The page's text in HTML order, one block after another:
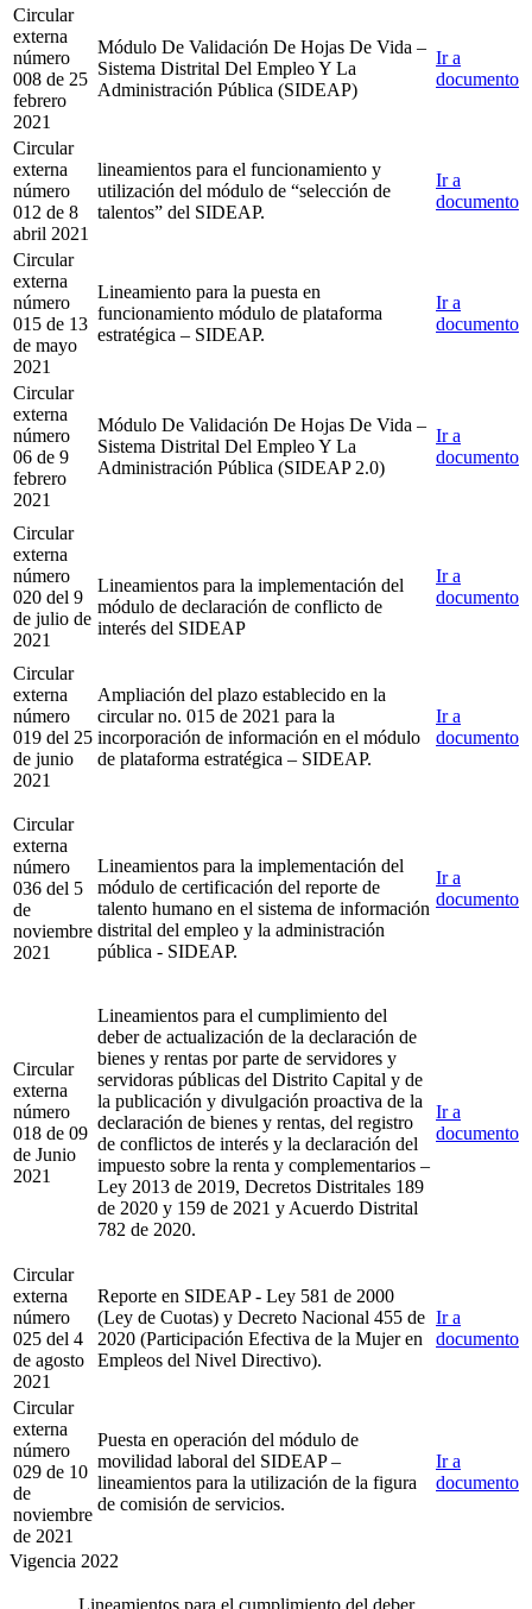
Circular
externa
número
008 de 25
febrero
2021
Módulo De Validación De Hojas De Vida –
Sistema Distrital Del Empleo Y La
Administración Pública (SIDEAP)
Ir a
documento
Circular
externa
número
012 de 8
abril 2021
lineamientos para el funcionamiento y
utilización del módulo de “selección de
talentos” del SIDEAP.
Ir a
documento
Circular
externa
número
015 de 13
de mayo
2021
Lineamiento para la puesta en
funcionamiento módulo de plataforma
estratégica – SIDEAP.
Ir a
documento
Circular
externa
número
06 de 9
febrero
2021
Módulo De Validación De Hojas De Vida –
Sistema Distrital Del Empleo Y La
Administración Pública (SIDEAP 2.0)
Ir a
documento
Circular
externa
número
020 del 9
de julio de
2021
Lineamientos para la implementación del
módulo de declaración de conflicto de
interés del SIDEAP
Ir a
documento
Circular
externa
número
019 del 25
de junio
2021
Ampliación del plazo establecido en la
circular no. 015 de 2021 para la
incorporación de información en el módulo
de plataforma estratégica – SIDEAP.
Ir a
documento
Circular
externa
número
036 del 5
de
noviembre
2021
Lineamientos para la implementación del
módulo de certificación del reporte de
talento humano en el sistema de información
distrital del empleo y la administración
pública - SIDEAP.
Ir a
documento
Circular
externa
número
018 de 09
de Junio
2021
Lineamientos para el cumplimiento del
deber de actualización de la declaración de
bienes y rentas por parte de servidores y
servidoras públicas del Distrito Capital y de
la publicación y divulgación proactiva de la
declaración de bienes y rentas, del registro
de conflictos de interés y la declaración del
impuesto sobre la renta y complementarios –
Ley 2013 de 2019, Decretos Distritales 189
de 2020 y 159 de 2021 y Acuerdo Distrital
782 de 2020.
Ir a
documento
Circular
externa
número
025 del 4
de agosto
2021
Reporte en SIDEAP - Ley 581 de 2000
(Ley de Cuotas) y Decreto Nacional 455 de
2020 (Participación Efectiva de la Mujer en
Empleos del Nivel Directivo).
Ir a
documento
Circular
externa
número
029 de 10
de
noviembre
de 2021
Puesta en operación del módulo de
movilidad laboral del SIDEAP –
lineamientos para la utilización de la figura
de comisión de servicios.
Ir a
documento
Vigencia 2022
Lineamientos para el cumplimiento del deber